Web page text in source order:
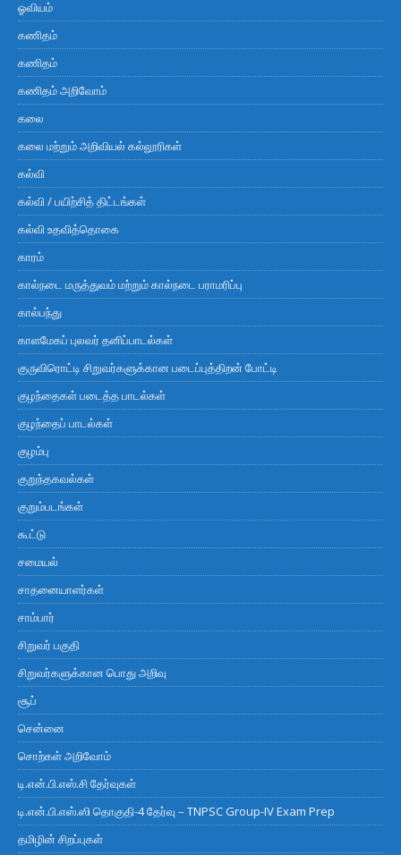
ஓவியம்
கணிதம்
கணிதம்
கணிதம் அறிவோம்
கலை
கலை மற்றும் அறிவியல் கல்லூரிகள்
கல்வி
கல்வி / பயிற்சித் திட்டங்கள்
கல்வி உதவித்தொகை
காரம்
கால்நடை மருத்துவம் மற்றும் கால்நடை பராமரிப்பு
கால்பந்து
காளமேகப் புலவர் தனிப்பாடல்கள்
குருவிரொட்டி சிறுவர்களுக்கான படைப்புத்திறன் போட்டி
குழந்தைகள் படைத்த பாடல்கள்
குழந்தைப் பாடல்கள்
குழம்பு
குறுந்தகவல்கள்
குறும்படங்கள்
கூட்டு
சமையல்
சாதனையாளர்கள்
சாம்பார்
சிறுவர் பகுதி
சிறுவர்களுக்கான பொது அறிவு
சூப்
சென்னை
சொற்கள் அறிவோம்
டி.என்.பி.எஸ்.சி தேர்வுகள்
டி.என்.பி.எஸ்.ஸி தொகுதி-4 தேர்வு – TNPSC Group-IV Exam Prep
தமிழின் சிறப்புகள்